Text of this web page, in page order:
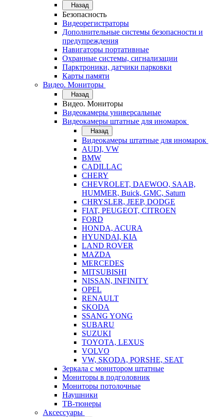
Назад
Безопасность
Видеорегистраторы
Дополнительные системы безопасности и
предупреждения
Навигаторы портативные
Охранные системы, сигнализации
Парктроники, датчики парковки
Карты памяти
Видео. Мониторы
Назад
Видео. Мониторы
Видеокамеры универсальные
Видеокамеры штатные для иномарок
Назад
Видеокамеры штатные для иномарок
AUDI, VW
BMW
CADILLAC
CHERY
CHEVROLET, DAEWOO, SAAB,
HUMMER, Buick, GMC, Saturn
CHRYSLER, JEEP, DODGE
FIAT, PEUGEOT, CITROEN
FORD
HONDA, ACURA
HYUNDAI, KIA
LAND ROVER
MAZDA
MERCEDES
MITSUBISHI
NISSAN, INFINITY
OPEL
RENAULT
SKODA
SSANG YONG
SUBARU
SUZUKI
TOYOTA, LEXUS
VOLVO
VW, SKODA, PORSHE, SEAT
Зеркала с монитором штатные
Мониторы в подголовник
Мониторы потолочные
Наушники
ТВ-тюнеры
Аксессуары